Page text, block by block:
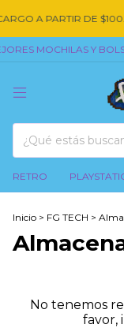
A PARTIR DE
MOCHILAS Y
RETRO
Inicio > FG TECH >
No tenemos
favor,